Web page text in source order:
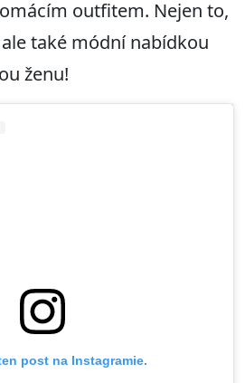
outfitem. Nejen to,
také módní nabídkou
ženu!
post na Instagramie.